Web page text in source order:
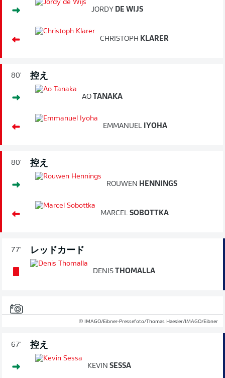
JORDY DE WIJS
CHRISTOPH KLARER
80' 控え
AO TANAKA
EMMANUEL IYOHA
80' 控え
ROUWEN HENNINGS
MARCEL SOBOTTKA
77' レッドカード
DENIS THOMALLA
© IMAGO/Eibner-Pressefoto/Thomas Haesler/IMAGO/Eibner
67' 控え
KEVIN SESSA